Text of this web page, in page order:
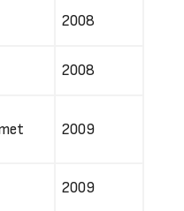
2008
2008
2009
2009